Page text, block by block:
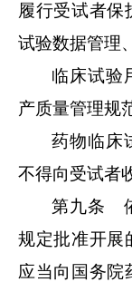
履行受试者保
试验数据管理
临床试验
产质量管理规
药物临床
不得向受试者
第九条
规定批准开展
应当向国务院